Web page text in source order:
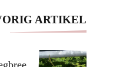
Post
ARTIKEL